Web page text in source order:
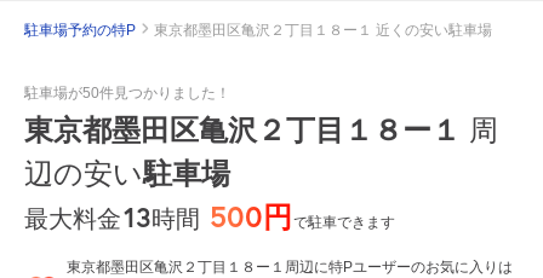
駐車場予約の特P 東京都墨田区亀沢２丁目１８ー１ 近くの安い駐車場
駐車場が50件見つかりました！
東京都墨田区亀沢２丁目１８ー１ 周
辺の安い駐車場
最大料金13時間 500円で駐車できます
東京都墨田区亀沢２丁目１８ー１周辺に特Pユーザーのお気に入りは